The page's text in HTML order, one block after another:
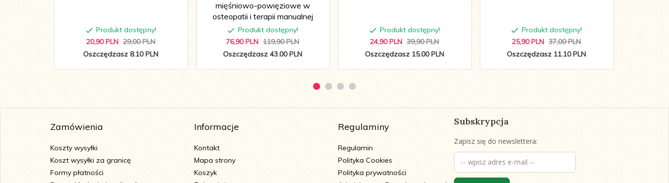
Produkt dostępny!
20,90 PLN 29,00 PLN
Oszczędzasz 8.10 PLN
mięśniowo-powięziowe w
osteopatii i terapii manualnej
Produkt dostępny!
76,90 PLN 119,90 PLN
Oszczędzasz 43.00 PLN
Produkt dostępny!
24,90 PLN 39,90 PLN
Oszczędzasz 15.00 PLN
Produkt dostępny!
25,90 PLN 37,00 PLN
Oszczędzasz 11.10 PLN
Zamówienia
Koszty wysyłki
Koszt wysyłki za granicę
Formy płatności
Informacje
Kontakt
Mapa strony
Koszyk
Regulaminy
Regulamin
Polityka Cookies
Polityka prywatności
Subskrypcja
Zapisz się do newslettera: